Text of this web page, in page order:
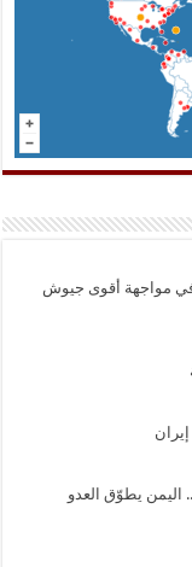
في مواجهة أقوى جيوش
اليمن يطوّق العدو